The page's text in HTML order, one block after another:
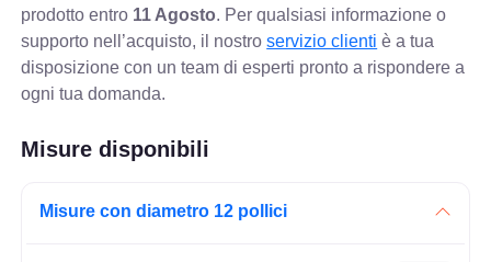
prodotto entro 11 Agosto. Per qualsiasi informazione o
supporto nell’acquisto, il nostroservizio clienti è a tua
disposizione con un team di esperti pronto a rispondere a
ogni tua domanda.
Misure disponibili
Misure con diametro 12 pollici